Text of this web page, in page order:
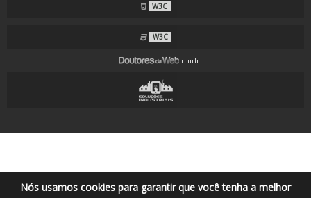
Embaladora Flow Pack - Grande Porte
Embaladora Flow Pack - Standard
Embaladora Flow Pack com Alimentação Automática
Embaladora Flow Pack para Guardanapos
Embaladora para Arame, Mangueiras e Tubos Corrugados em PVC, PP e
PEAD
Nós usamos cookies para garantir que você tenha a melhor
W3C
W3C